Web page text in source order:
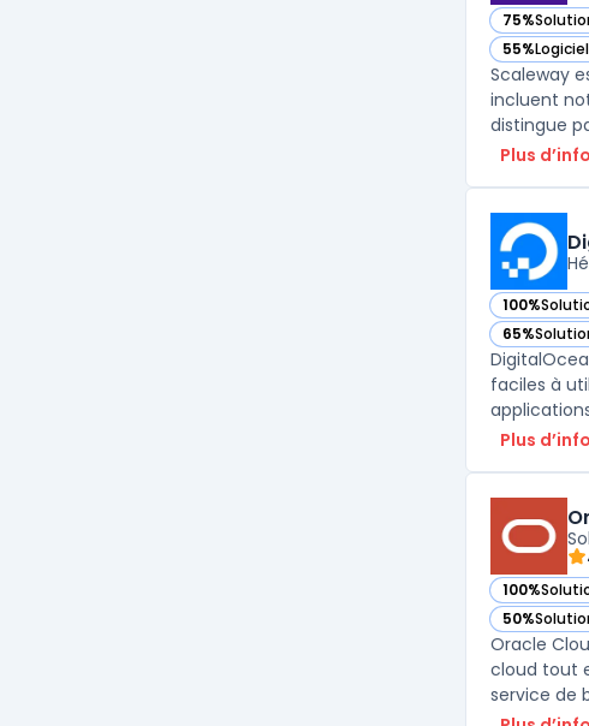
75%
— voir
55%
— voir
Scaleway
incluent
distingue
Plus
100%
— voir
65%
— voir
faciles à
Plus
100%
— voir
50%
— voir
Oracle
cloud tout
service de